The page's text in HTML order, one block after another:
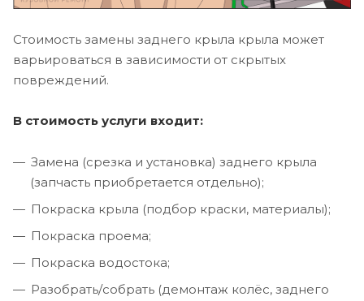
Стоимость замены заднего крыла крыла может
варьироваться в зависимости от скрытых
повреждений.
В стоимость услуги входит:
Замена (срезка и установка) заднего крыла
(запчасть приобретается отдельно);
Покраска крыла (подбор краски, материалы);
Покраска проема;
Покраска водостока;
Разобрать/собрать (демонтаж колёс, заднего